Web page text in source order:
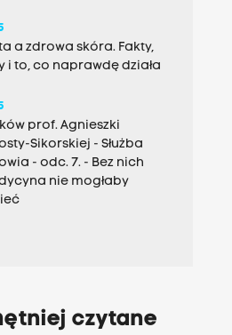
a zdrowa skóra. Fakty,
i to, co naprawdę działa
prof. Agnieszki
Sikorskiej - Służba
- odc. 7. - Bez nich
nie mogłaby
czytane